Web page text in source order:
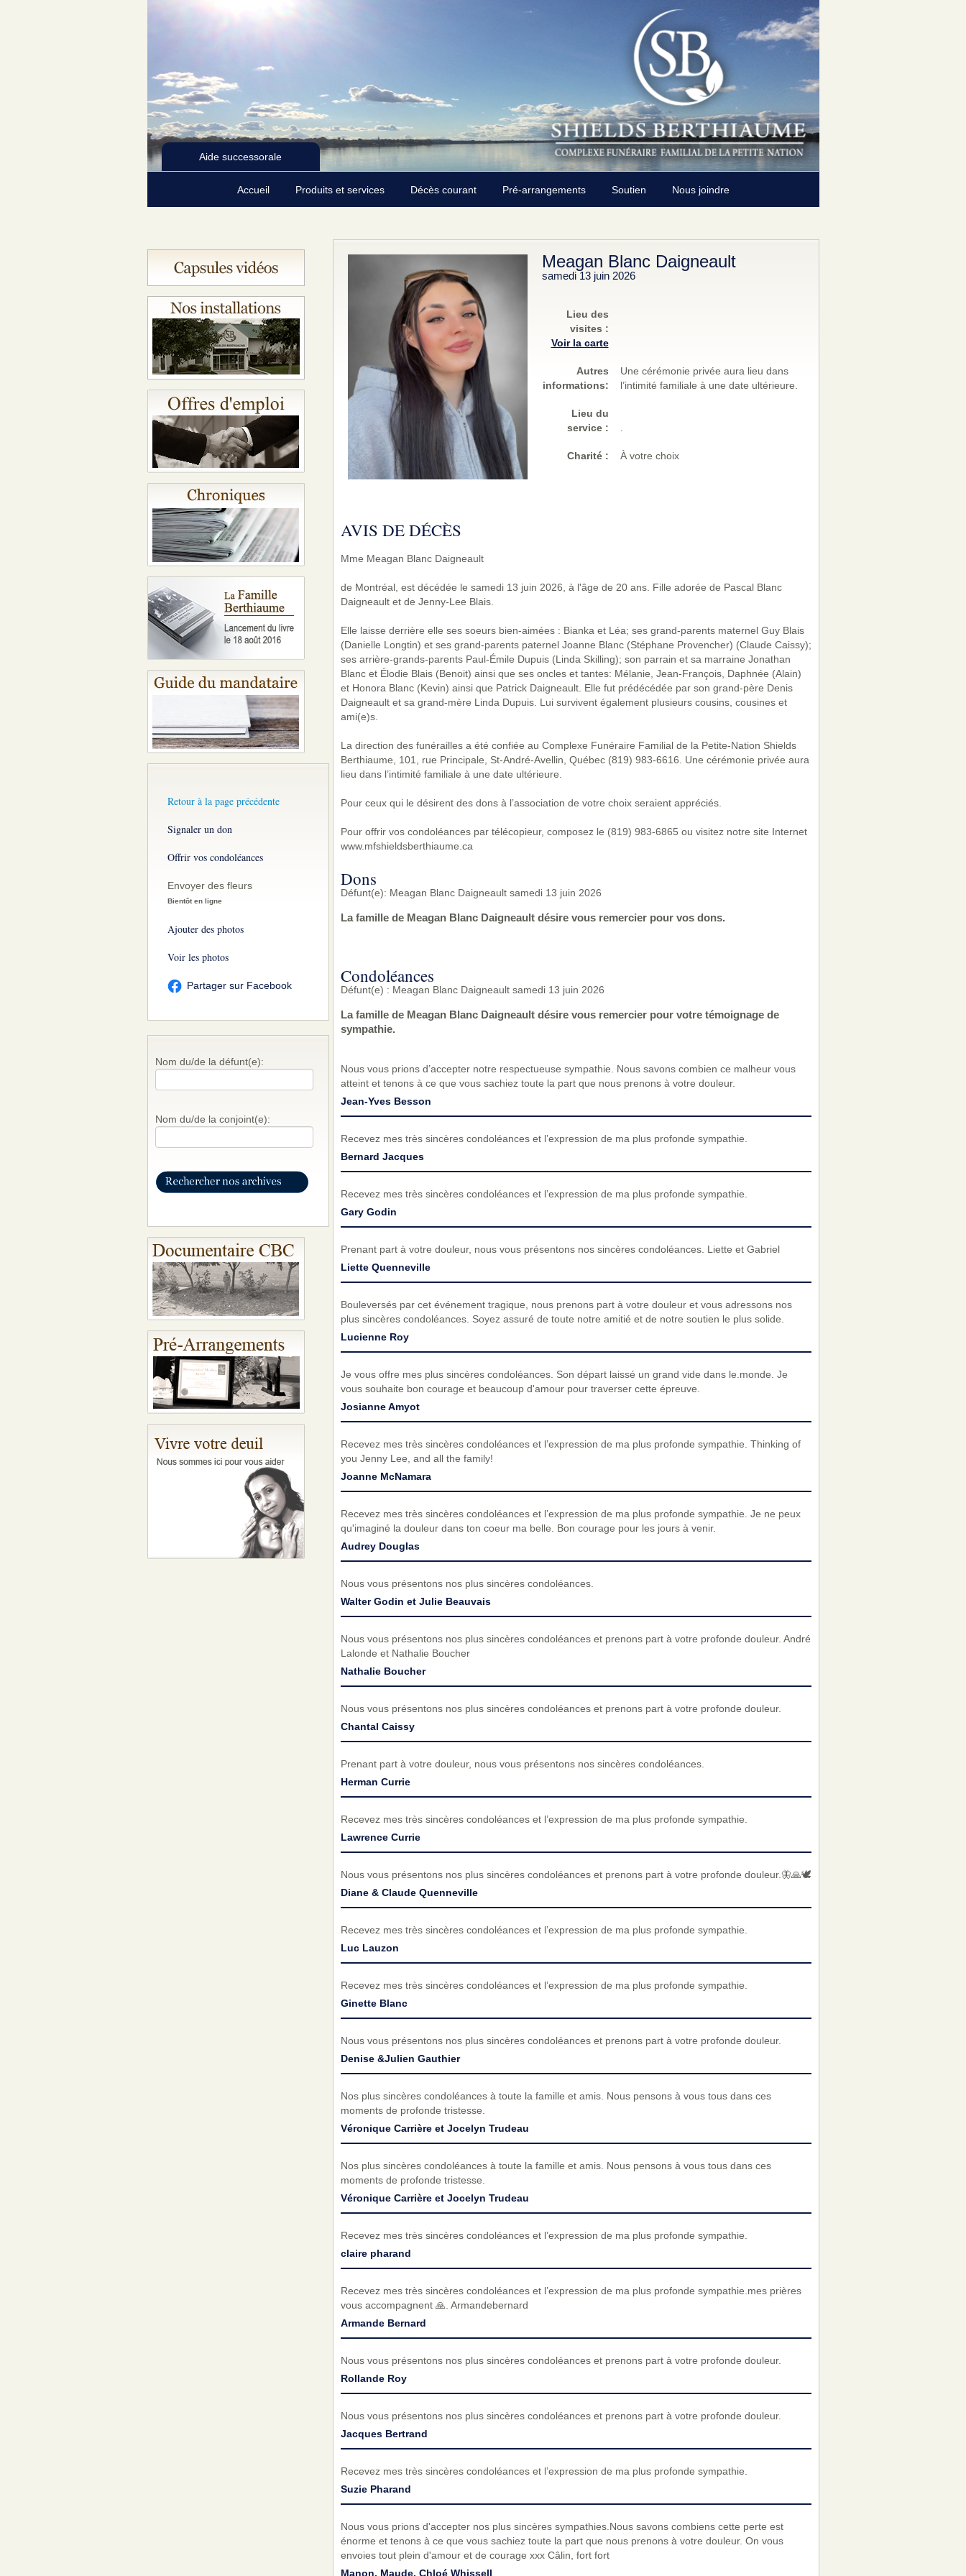
Aide successorale
Accueil Produits et services Décès courant Pré-arrangements Soutien Nous joindre
Retour à la page précédente
Signaler un don
Offrir vos condoléances
Envoyer des fleurs
Bientôt en ligne
Ajouter des photos
Voir les photos
Partager sur Facebook
Nom du/de la défunt(e):
Nom du/de la conjoint(e):
Meagan Blanc Daigneault
samedi 13 juin 2026
Lieu des
visites :
Voir la carte
Autres
informations:
Une cérémonie privée aura lieu dans
l’intimité familiale à une date ultérieure.
Lieu du
service :
Charité: À votre choix
AVIS DE DÉCÈS
Mme Meagan Blanc Daigneault
de Montréal, est décédée le samedi 13 juin 2026, à l'âge de 20 ans. Fille adorée de Pascal Blanc
Daigneault et de Jenny-Lee Blais.
Elle laisse derrière elle ses soeurs bien-aimées : Bianka et Léa; ses grand-parents maternel Guy Blais
(Danielle Longtin) et ses grand-parents paternel Joanne Blanc (Stéphane Provencher) (Claude Caissy);
ses arrière-grands-parents Paul-Émile Dupuis (Linda Skilling); son parrain et sa marraine Jonathan
Blanc et Élodie Blais (Benoit) ainsi que ses oncles et tantes: Mélanie, Jean-François, Daphnée (Alain)
et Honora Blanc (Kevin) ainsi que Patrick Daigneault. Elle fut prédécédée par son grand-père Denis
Daigneault et sa grand-mère Linda Dupuis. Lui survivent également plusieurs cousins, cousines et
ami(e)s.
La direction des funérailles a été confiée au Complexe Funéraire Familial de la Petite-Nation Shields
Berthiaume, 101, rue Principale, St-André-Avellin, Québec (819) 983-6616. Une cérémonie privée aura
lieu dans l’intimité familiale à une date ultérieure.
Pour ceux qui le désirent des dons à l’association de votre choix seraient appréciés.
Pour offrir vos condoléances par télécopieur, composez le (819) 983-6865 ou visitez notre site Internet
www.mfshieldsberthiaume.ca
Dons
Défunt(e): Meagan Blanc Daigneault samedi 13 juin 2026
La famille de Meagan Blanc Daigneault désire vous remercier pour vos dons.
Condoléances
Défunt(e) : Meagan Blanc Daigneault samedi 13 juin 2026
La famille de Meagan Blanc Daigneault désire vous remercier pour votre témoignage de
sympathie.
Nous vous prions d’accepter notre respectueuse sympathie. Nous savons combien ce malheur vous
atteint et tenons à ce que vous sachiez toute la part que nous prenons à votre douleur.
Jean-Yves Besson
Recevez mes très sincères condoléances et l’expression de ma plus profonde sympathie.
Bernard Jacques
Recevez mes très sincères condoléances et l’expression de ma plus profonde sympathie.
Gary Godin
Prenant part à votre douleur, nous vous présentons nos sincères condoléances. Liette et Gabriel
Liette Quenneville
Bouleversés par cet événement tragique, nous prenons part à votre douleur et vous adressons nos
plus sincères condoléances. Soyez assuré de toute notre amitié et de notre soutien le plus solide.
Lucienne Roy
Je vous offre mes plus sincères condoléances. Son départ laissé un grand vide dans le.monde. Je
vous souhaite bon courage et beaucoup d'amour pour traverser cette épreuve.
Josianne Amyot
Recevez mes très sincères condoléances et l’expression de ma plus profonde sympathie. Thinking of
you Jenny Lee, and all the family!
Joanne McNamara
Recevez mes très sincères condoléances et l’expression de ma plus profonde sympathie. Je ne peux
qu'imaginé la douleur dans ton coeur ma belle. Bon courage pour les jours à venir.
Audrey Douglas
Nous vous présentons nos plus sincères condoléances.
Walter Godin et Julie Beauvais
Nous vous présentons nos plus sincères condoléances et prenons part à votre profonde douleur. André
Lalonde et Nathalie Boucher
Nathalie Boucher
Nous vous présentons nos plus sincères condoléances et prenons part à votre profonde douleur.
Chantal Caissy
Prenant part à votre douleur, nous vous présentons nos sincères condoléances.
Herman Currie
Recevez mes très sincères condoléances et l’expression de ma plus profonde sympathie.
Lawrence Currie
Nous vous présentons nos plus sincères condoléances et prenons part à votre profonde douleur.🦋🙏🕊️
Diane & Claude Quenneville
Recevez mes très sincères condoléances et l’expression de ma plus profonde sympathie.
Luc Lauzon
Recevez mes très sincères condoléances et l’expression de ma plus profonde sympathie.
Ginette Blanc
Nous vous présentons nos plus sincères condoléances et prenons part à votre profonde douleur.
Denise &Julien Gauthier
Nos plus sincères condoléances à toute la famille et amis. Nous pensons à vous tous dans ces
moments de profonde tristesse.
Véronique Carrière et Jocelyn Trudeau
Nos plus sincères condoléances à toute la famille et amis. Nous pensons à vous tous dans ces
moments de profonde tristesse.
Véronique Carrière et Jocelyn Trudeau
Recevez mes très sincères condoléances et l’expression de ma plus profonde sympathie.
claire pharand
Recevez mes très sincères condoléances et l’expression de ma plus profonde sympathie.mes prières
vous accompagnent 🙏. Armandebernard
Armande Bernard
Nous vous présentons nos plus sincères condoléances et prenons part à votre profonde douleur.
Rollande Roy
Nous vous présentons nos plus sincères condoléances et prenons part à votre profonde douleur.
Jacques Bertrand
Recevez mes très sincères condoléances et l’expression de ma plus profonde sympathie.
Suzie Pharand
Nous vous prions d'accepter nos plus sincères sympathies.Nous savons combiens cette perte est
énorme et tenons à ce que vous sachiez toute la part que nous prenons à votre douleur. On vous
envoies tout plein d'amour et de courage xxx Câlin, fort fort
Manon, Maude, Chloé Whissell